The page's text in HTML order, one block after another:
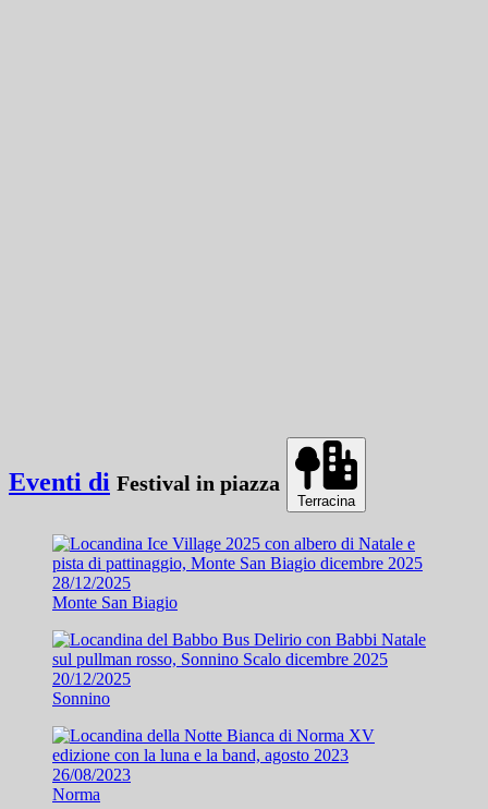
Eventi di Festival in piazza
Terracina
28/12/2025
Monte San Biagio
20/12/2025
Sonnino
26/08/2023
Norma